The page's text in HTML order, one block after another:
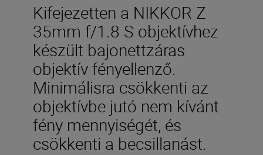
Kifejezetten a NIKKOR Z
35mm f/1.8 S objektívhez
készült bajonettzáras
objektív fényellenző.
Minimálisra csökkenti az
objektívbe jutó nem kívánt
fény mennyiségét, és
csökkenti a becsillanást.